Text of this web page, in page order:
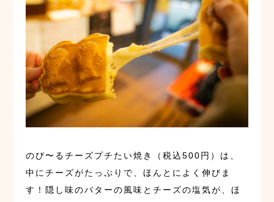
のび〜るチーズプチたい焼き（税込500円）は、
中にチーズがたっぷりで、ほんとによく伸びま
す！隠し味のバターの風味とチーズの塩気が、ほ